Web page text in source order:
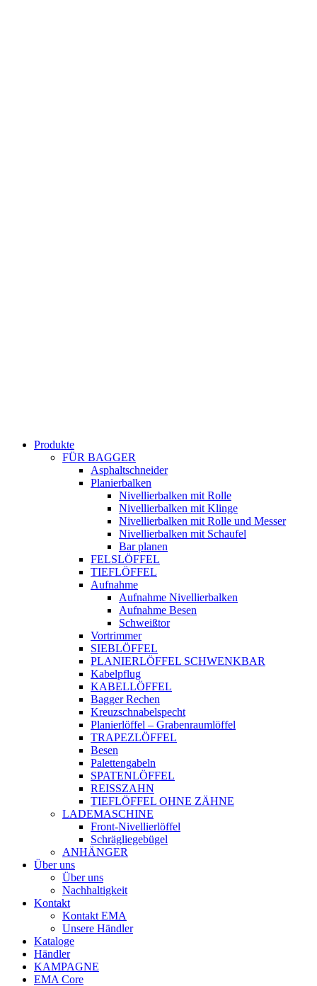
Produkte
FÜR BAGGER
Asphaltschneider
Planierbalken
Nivellierbalken mit Rolle
Nivellierbalken mit Klinge
Nivellierbalken mit Rolle und Messer
Nivellierbalken mit Schaufel
Bar planen
FELSLÖFFEL
TIEFLÖFFEL
Aufnahme
Aufnahme Nivellierbalken
Aufnahme Besen
Schweißtor
Vortrimmer
SIEBLÖFFEL
PLANIERLÖFFEL SCHWENKBAR
Kabelpflug
KABELLÖFFEL
Bagger Rechen
Kreuzschnabelspecht
Planierlöffel – Grabenraumlöffel
TRAPEZLÖFFEL
Besen
Palettengabeln
SPATENLÖFFEL
REISSZAHN
TIEFLÖFFEL OHNE ZÄHNE
LADEMASCHINE
Front-Nivellierlöffel
Schrägliegebügel
ANHÄNGER
Über uns
Über uns
Nachhaltigkeit
Kontakt
Kontakt EMA
Unsere Händler
Kataloge
Händler
KAMPAGNE
EMA Core